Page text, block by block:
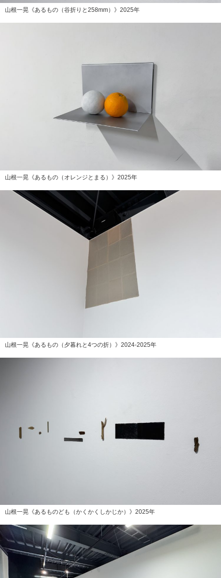
山根一晃《あるもの（谷折りと258mm）》2025年
山根一晃《あるもの（オレンジとまる）》2025年
山根一晃《あるもの（夕暮れと4つの折）》2024-2025年
山根一晃《あるものども（かくかくしかじか）》2025年